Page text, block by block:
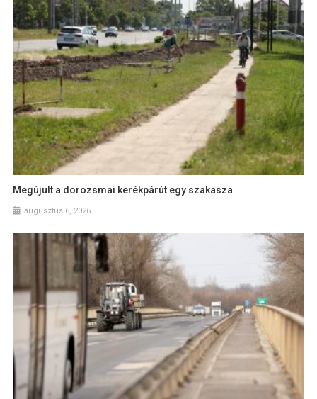
Megújult a dorozsmai kerékpárút egy szakasza
augusztus 6, 2026